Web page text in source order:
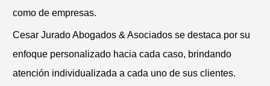
como de empresas.
Cesar Jurado Abogados & Asociados se destaca por su
enfoque personalizado hacia cada caso, brindando
atención individualizada a cada uno de sus clientes.